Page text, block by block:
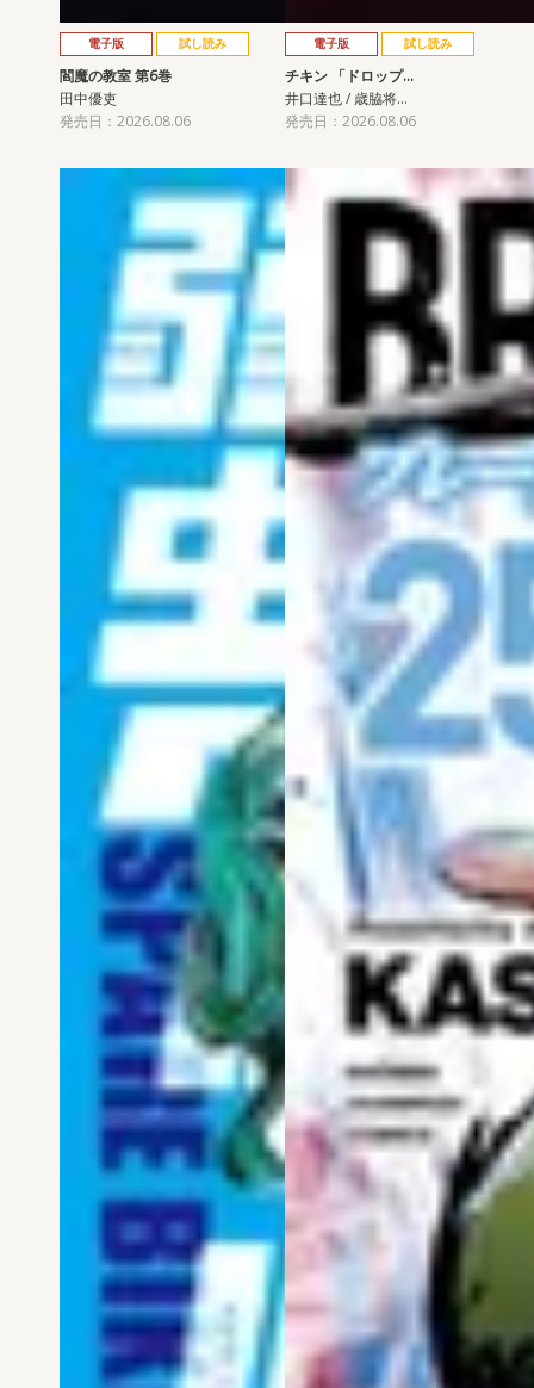
電子版 試し読み
閻魔の教室 第6巻
田中優吏
発売日：2026.08.06
電子版 試し読み
チキン 「ドロップ…
井口達也 / 歳脇将…
発売日：2026.08.06